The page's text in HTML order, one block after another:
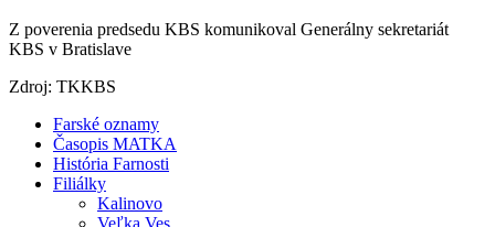
Z poverenia predsedu KBS komunikoval Generálny sekretariát
KBS v Bratislave
Zdroj: TKKBS
Farské oznamy
Časopis MATKA
História Farnosti
Filiálky
Kalinovo
Veľka Ves